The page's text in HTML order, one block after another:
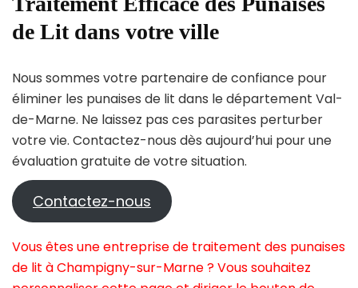
de Lit dans votre ville
Nous sommes votre partenaire de confiance pour
éliminer les punaises de lit dans le département Val-
de-Marne. Ne laissez pas ces parasites perturber
votre vie. Contactez-nous dès aujourd’hui pour une
évaluation gratuite de votre situation.
Contactez-nous
Vous êtes une entreprise de traitement des punaises
de lit à Champigny-sur-Marne ? Vous souhaitez